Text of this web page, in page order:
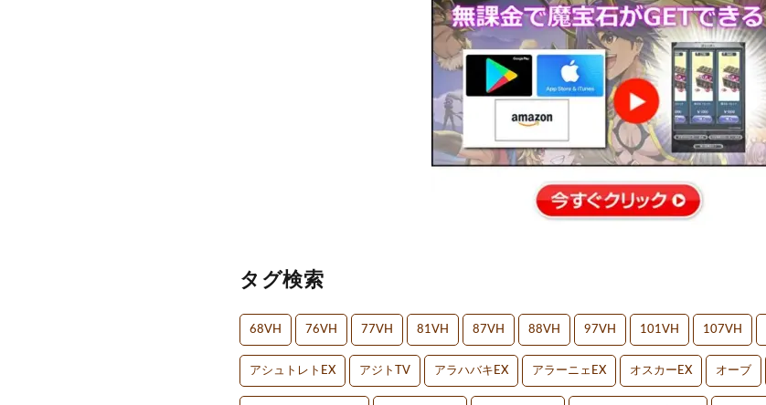
タグ検索
68VH 76VH 77VH 81VH 87VH 88VH 97VH 101VH 107VH
アシュトレトEX アジトTV アラハバキEX アラーニェEX オスカーEX オーブ